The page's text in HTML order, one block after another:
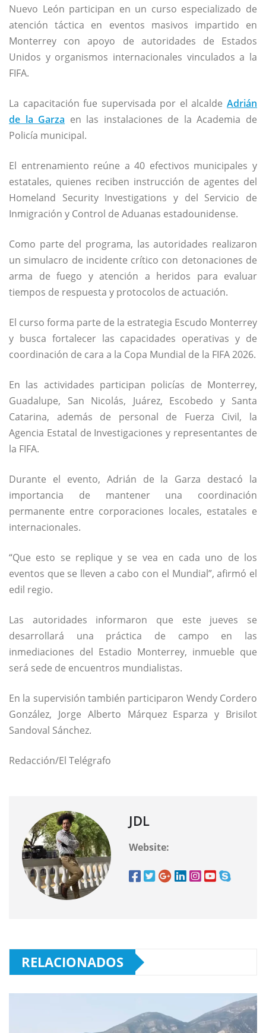
Nuevo León participan en un curso especializado de
atención táctica en eventos masivos impartido en
Monterrey con apoyo de autoridades de Estados
Unidos y organismos internacionales vinculados a la
FIFA.
La capacitación fue supervisada por el alcalde Adrián
de la Garza en las instalaciones de la Academia de
Policía municipal.
El entrenamiento reúne a 40 efectivos municipales y
estatales, quienes reciben instrucción de agentes del
Homeland Security Investigations y del Servicio de
Inmigración y Control de Aduanas estadounidense.
Como parte del programa, las autoridades realizaron
un simulacro de incidente crítico con detonaciones de
arma de fuego y atención a heridos para evaluar
tiempos de respuesta y protocolos de actuación.
El curso forma parte de la estrategia Escudo Monterrey
y busca fortalecer las capacidades operativas y de
coordinación de cara a la Copa Mundial de la FIFA 2026.
En las actividades participan policías de Monterrey,
Guadalupe, San Nicolás, Juárez, Escobedo y Santa
Catarina, además de personal de Fuerza Civil, la
Agencia Estatal de Investigaciones y representantes de
la FIFA.
Durante el evento, Adrián de la Garza destacó la
importancia de mantener una coordinación
permanente entre corporaciones locales, estatales e
internacionales.
“Que esto se replique y se vea en cada uno de los
eventos que se lleven a cabo con el Mundial”, afirmó el
edil regio.
Las autoridades informaron que este jueves se
desarrollará una práctica de campo en las
inmediaciones del Estadio Monterrey, inmueble que
será sede de encuentros mundialistas.
En la supervisión también participaron Wendy Cordero
González, Jorge Alberto Márquez Esparza y Brisilot
Sandoval Sánchez.
Redacción/El Telégrafo
JDL
Website:
RELACIONADOS